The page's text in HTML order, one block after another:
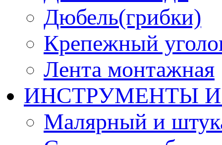
Дюбель(грибки)
Крепежный
Лента монтажная
ИНСТРУМЕНТЫ
Малярный и